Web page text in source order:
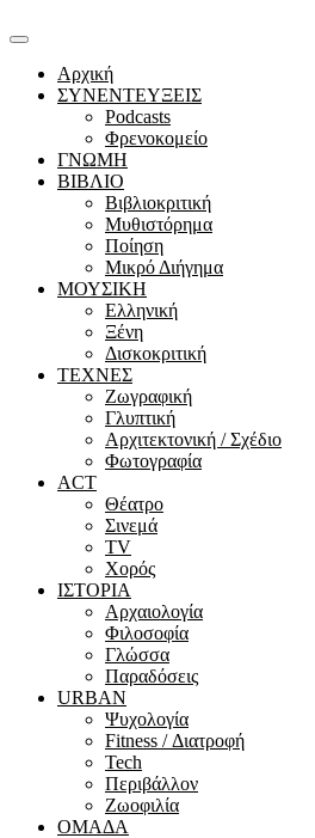
Αρχική
ΣΥΝΕΝΤΕΥΞΕΙΣ
Podcasts
Φρενοκομείο
ΓΝΩΜΗ
ΒΙΒΛΙΟ
Βιβλιοκριτική
Μυθιστόρημα
Ποίηση
Μικρό Διήγημα
ΜΟΥΣΙΚΗ
Ελληνική
Ξένη
Δισκοκριτική
ΤΕΧΝΕΣ
Ζωγραφική
Γλυπτική
Αρχιτεκτονική / Σχέδιο
Φωτογραφία
ACT
Θέατρο
Σινεμά
ΤV
Χορός
ΙΣΤΟΡΙΑ
Αρχαιολογία
Φιλοσοφία
Γλώσσα
Παραδόσεις
URBAN
Ψυχολογία
Fitness / Διατροφή
Tech
Περιβάλλον
Ζωοφιλία
ΟΜΑΔΑ